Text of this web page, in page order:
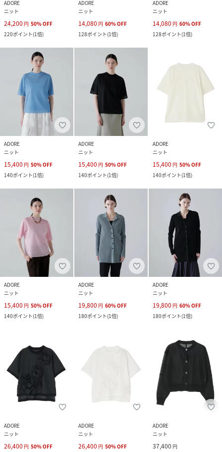
ADORE
ニット
24,200 円 50%OFF
220ポイント(1倍)
ADORE
ニット
14,080 円 60%OFF
128ポイント(1倍)
ADORE
ニット
14,080 円 60%OFF
128ポイント(1倍)
ADORE
ニット
15,400 円 50%OFF
140ポイント(1倍)
ADORE
ニット
15,400 円 50%OFF
140ポイント(1倍)
ADORE
ニット
15,400 円 50%OFF
140ポイント(1倍)
ADORE
ニット
15,400 円 50%OFF
140ポイント(1倍)
ADORE
ニット
19,800 円 60%OFF
180ポイント(1倍)
ADORE
ニット
19,800 円 60%OFF
180ポイント(1倍)
ADORE
ニット
26,400 円 50%OFF
ADORE
ニット
26,400 円 50%OFF
ADORE
ニット
37,400 円